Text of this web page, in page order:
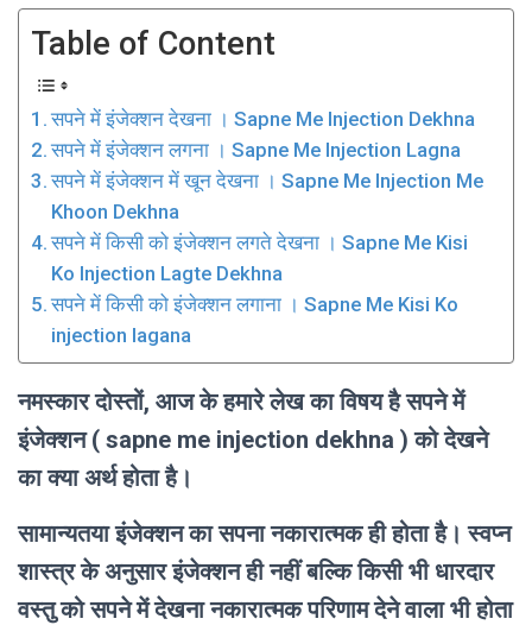
Table of Content
सपने में इंजेक्शन देखना । Sapne Me Injection Dekhna
सपने में इंजेक्शन लगना । Sapne Me Injection Lagna
सपने में इंजेक्शन में खून देखना । Sapne Me Injection Me
Khoon Dekhna
सपने में किसी को इंजेक्शन लगते देखना । Sapne Me Kisi
Ko Injection Lagte Dekhna
सपने में किसी को इंजेक्शन लगाना । Sapne Me Kisi Ko
injection lagana
नमस्कार दोस्तों, आज के हमारे लेख का विषय है सपने में
इंजेक्शन ( sapne me injection dekhna ) को देखने
का क्या अर्थ होता है।
सामान्यतया इंजेक्शन का सपना नकारात्मक ही होता है। स्वप्न
शास्त्र के अनुसार इंजेक्शन ही नहीं बल्कि किसी भी धारदार
वस्तु को सपने में देखना नकारात्मक परिणाम देने वाला भी होता